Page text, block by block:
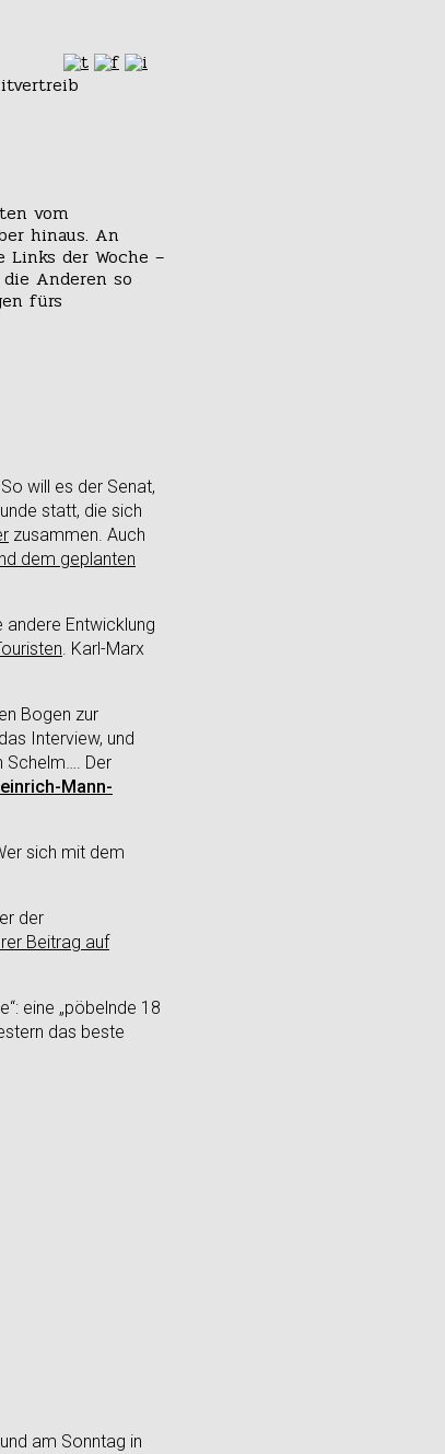
vom
hinaus. An
der Woche –
Anderen so
fürs
will es der Senat,
statt, die sich
zusammen. Auch
dem geplanten
Entwicklung
. Karl-Marx
Bogen zur
Interview, und
Schelm…. Der
Mann-
sich mit dem
der
Beitrag auf
eine „pöbelnde 18
das beste
und am Sonntag in